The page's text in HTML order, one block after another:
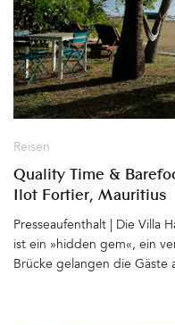
Reisen
Quality Time &
Ilot Fortier, Mauritius
Presseaufenthalt | Die Villa
ist ein »hidden gem«, ein
Brücke gelangen die Gäste